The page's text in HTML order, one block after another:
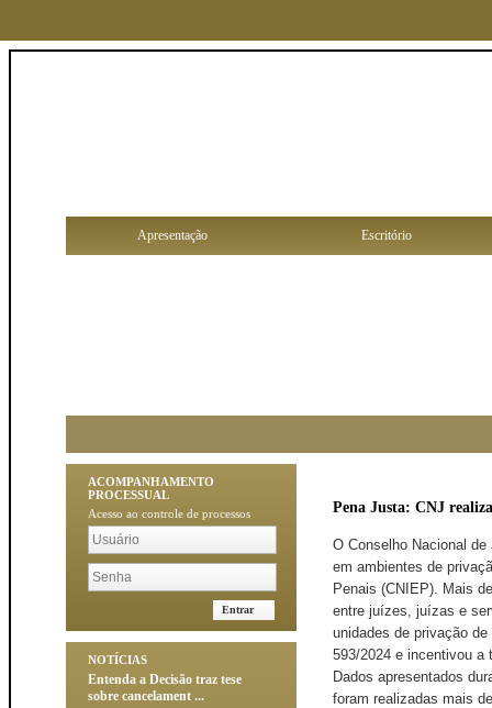
Apresentação Escritório
ACOMPANHAMENTO
PROCESSUAL
Acesso ao controle de processos
Entrar
NOTÍCIAS
Entenda a Decisão traz tese
sobre cancelament ...
Pena Justa: CNJ
O Conselho Nacional
em ambientes de
Penais (CNIEP). Mais
entre juízes, juízas e
unidades de privação
593/2024 e incentivou
Dados apresentados
foram realizadas mais